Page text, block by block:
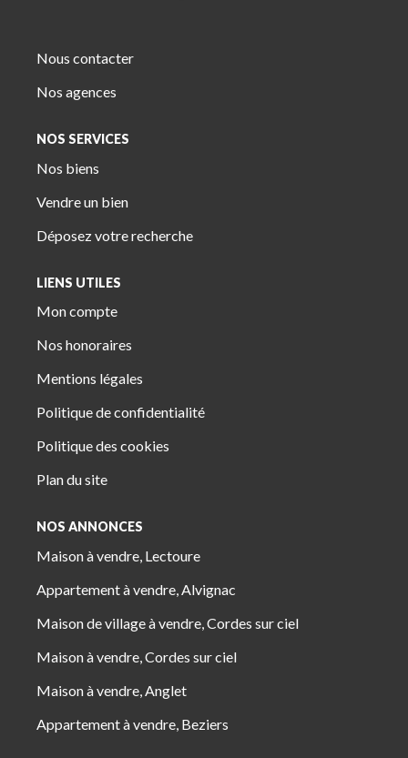
Nous contacter
Nos agences
NOS SERVICES
Nos biens
Vendre un bien
Déposez votre recherche
LIENS UTILES
Mon compte
Nos honoraires
Mentions légales
Politique de confidentialité
Politique des cookies
Plan du site
NOS ANNONCES
Maison à vendre, Lectoure
Appartement à vendre, Alvignac
Maison de village à vendre, Cordes sur ciel
Maison à vendre, Cordes sur ciel
Maison à vendre, Anglet
Appartement à vendre, Beziers